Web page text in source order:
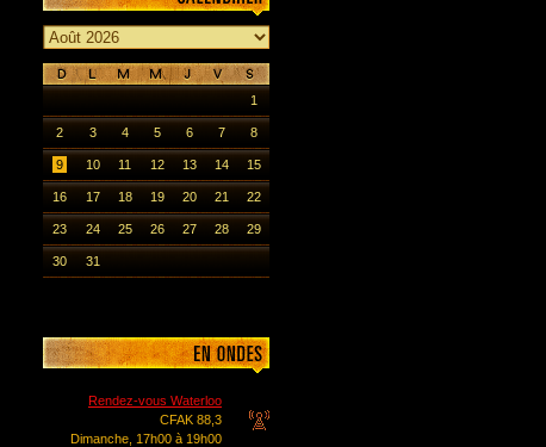
1
2 3 4 5 6 7 8
9 10 11 12 13 14 15
16 17 18 19 20 21 22
23 24 25 26 27 28 29
30 31
Rendez-vous Waterloo
CFAK 88,3
Dimanche, 17h00 à 19h00